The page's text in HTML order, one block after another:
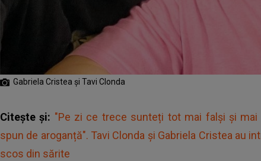
Gabriela Cristea și Tavi Clonda
Citește și: "Pe zi ce trece sunteți tot mai falși și mai
spun de aroganță". Tavi Clonda și Gabriela Cristea au
scos din sărite